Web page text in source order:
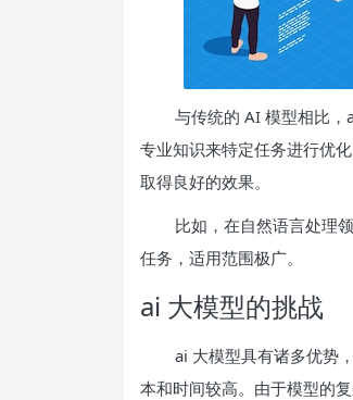
与传统的 AI 模型相比
专业知识来特定任务进行优
取得良好的效果。
比如，在自然语言处理
任务，适用范围极广。
ai 大模型的挑战
ai 大模型具有诸多优势
本和时间较高。由于模型的